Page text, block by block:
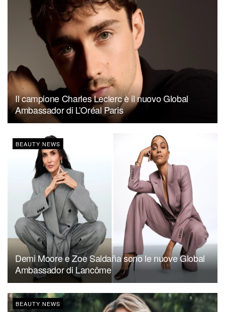
Il campione Charles Leclerc è il nuovo Global
Ambassador di L’Oréal Paris
BEAUTY NEWS
Demi Moore e Zoe Saldaña sono le nuove Global
Ambassador di Lancôme
BEAUTY NEWS